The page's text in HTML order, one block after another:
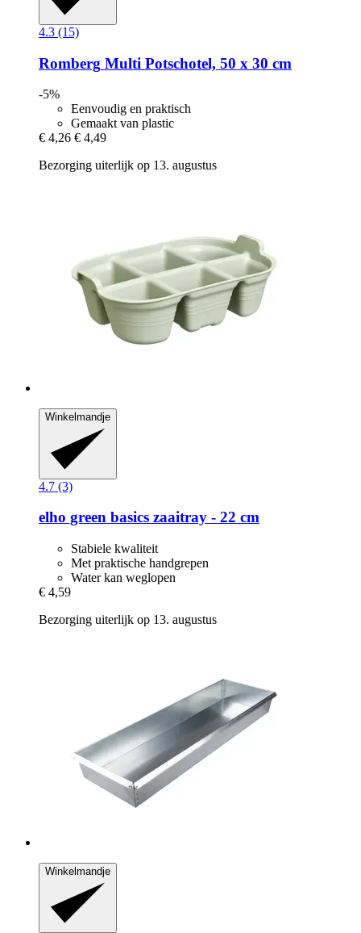
4.3 (15)
Romberg Multi Potschotel, 50 x 30 cm
-5%
Eenvoudig en praktisch
Gemaakt van plastic
€ 4,26 € 4,49
Bezorging uiterlijk op 13. augustus
Winkelmandje
4.7 (3)
elho green basics zaaitray -​ 22 cm
Stabiele kwaliteit
Met praktische handgrepen
Water kan weglopen
€ 4,59
Bezorging uiterlijk op 13. augustus
Winkelmandje